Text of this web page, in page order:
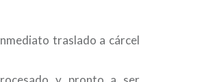
traslado a cárcel